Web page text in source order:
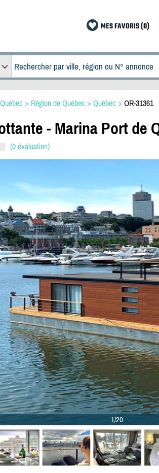
MES FAVORIS (0)
Québec > Région de Québec > Québec > OR-31361
- Marina Port de
(0 évaluation)
1/20